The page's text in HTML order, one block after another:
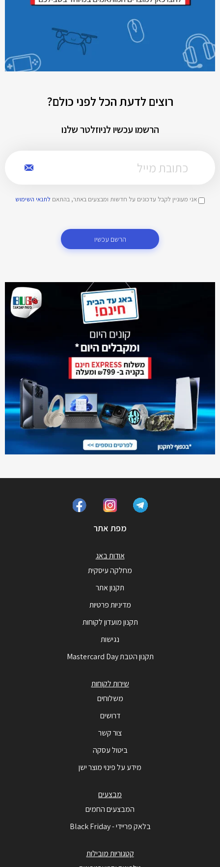
רוצים לדעת הכל לפני כולם?
הרשמו עכשיו לניוזלטר שלנו
אני מעוניין לקבל עדכונים על חדשות ומבצעים באתר, בהתאם לתנאי השימוש
הרשם עכשיו
מפת אתר
אודות באג
מחלקה עיסקית
תקנון אתר
מדיניות פרטיות
תקנון מועדון לקוחות
נגישות
תקנון הטבת Mastercard Day
שירות לקוחות
משלוחים
דרושים
צור קשר
ביטול עסקה
מידע על פינוי מוצר ישן
מבצעים
המבצעים החמים
בלאק פריידי - Black Friday
קטגוריות מובילות